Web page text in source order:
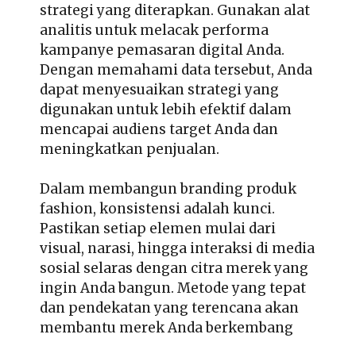
strategi yang diterapkan. Gunakan alat
analitis untuk melacak performa
kampanye pemasaran digital Anda.
Dengan memahami data tersebut, Anda
dapat menyesuaikan strategi yang
digunakan untuk lebih efektif dalam
mencapai audiens target Anda dan
meningkatkan penjualan.
Dalam membangun branding produk
fashion, konsistensi adalah kunci.
Pastikan setiap elemen mulai dari
visual, narasi, hingga interaksi di media
sosial selaras dengan citra merek yang
ingin Anda bangun. Metode yang tepat
dan pendekatan yang terencana akan
membantu merek Anda berkembang